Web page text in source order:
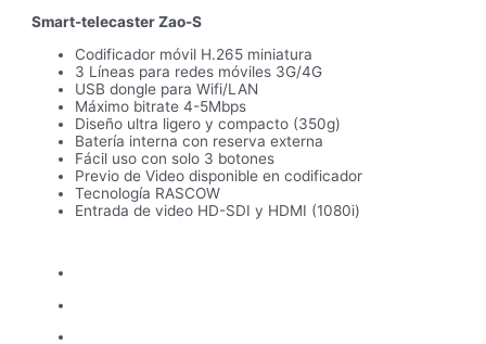
Smart-telecaster Zao-S
Codificador móvil H.265 miniatura
3 Líneas para redes móviles 3G/4G
USB dongle para Wifi/LAN
Máximo bitrate 4-5Mbps
Diseño ultra ligero y compacto (350g)
Batería interna con reserva externa
Fácil uso con solo 3 botones
Previo de Video disponible en codificador
Tecnología RASCOW
Entrada de video HD-SDI y HDMI (1080i)